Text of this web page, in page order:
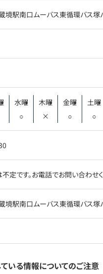
境駅南口ムーバス東循環バス塚
水曜
○
木曜
×
金曜
○
土曜
○
定です。お電話でお問い合わ
境駅南口ムーバス東循環バス塚
いる情報についてのご注意